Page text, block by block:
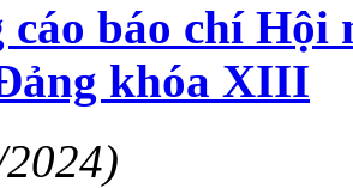
cáo báo chí
khóa XIII